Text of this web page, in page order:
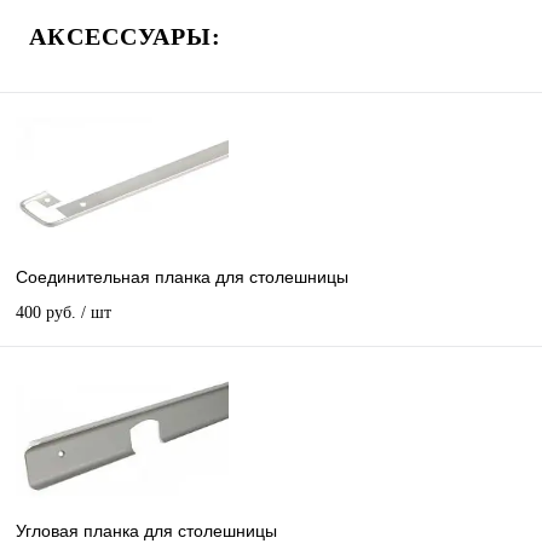
АКСЕССУАРЫ:
Соединительная планка для столешницы
400 руб. / шт
Угловая планка для столешницы